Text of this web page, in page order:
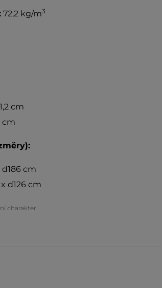
72,2 kg/m3
cm
cm
d186 cm
d126 cm
charakter.